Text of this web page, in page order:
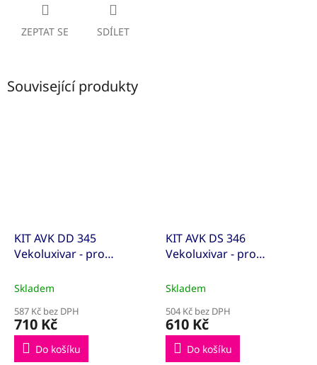
ZEPTAT SE SDÍLET
Související produkty
KIT AVK DD 345
Vekoluxivar - pro
1/2"xEK; 15x1; přímé
Skladem
587 Kč bez DPH
710 Kč
Do košíku
KIT AVK DS 346
Vekoluxivar - pro
1/2"xEK; 15x1; rohové
Skladem
504 Kč bez DPH
610 Kč
Do košíku